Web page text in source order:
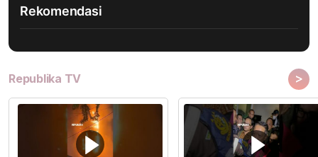
Rekomendasi
Republika TV >